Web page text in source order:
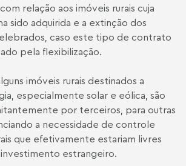
relação aos imóveis rurais cuja
sido adquirida e a extinção dos
caso este tipo de contrato
pela flexibilização.
imóveis rurais destinados a
especialmente solar e eólica, são
por terceiros, para outras
a necessidade de controle
que efetivamente estariam livres
estrangeiro.